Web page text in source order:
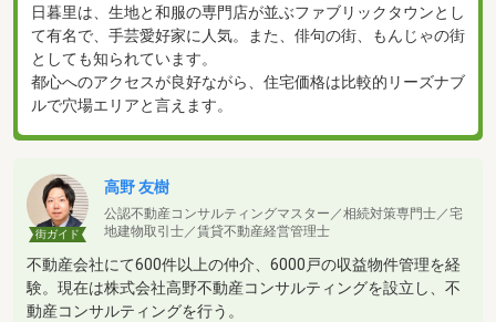
日暮里は、生地と和服の専門店が並ぶファブリックタウンとし
て有名で、手芸愛好家に人気。また、俳句の街、もんじゃの街
としても知られています。
都心へのアクセスが良好ながら、住宅価格は比較的リーズナブ
ルで穴場エリアと言えます。
街ガイド
高野 友樹
公認不動産コンサルティングマスター／相続対策専門士／宅
地建物取引士／賃貸不動産経営管理士
不動産会社にて600件以上の仲介、6000戸の収益物件管理を経
験。現在は株式会社高野不動産コンサルティングを設立し、不
動産コンサルティングを行う。